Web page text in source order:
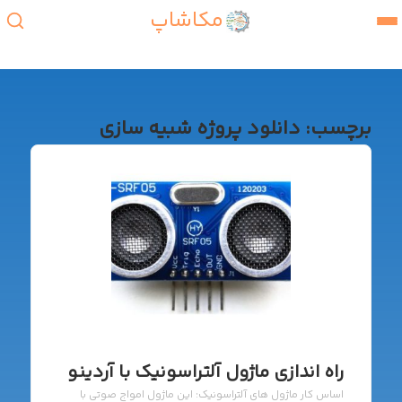
مکاشاپ
برچسب: دانلود پروژه شبیه سازی
راه اندازی ماژول آلتراسونیک با آردینو
اساس کار ماژول های آلتراسونیک: این ماژول امواج صوتی با